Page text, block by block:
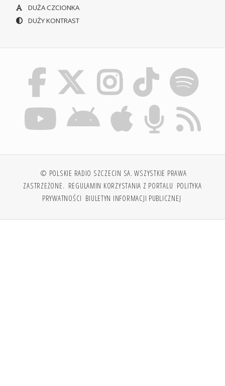
DUŻA CZCIONKA
DUŻY KONTRAST
© POLSKIE RADIO SZCZECIN SA. WSZYSTKIE PRAWA
ZASTRZEŻONE. REGULAMIN KORZYSTANIA Z PORTALU POLITYKA
PRYWATNOŚCI BIULETYN INFORMACJI PUBLICZNEJ